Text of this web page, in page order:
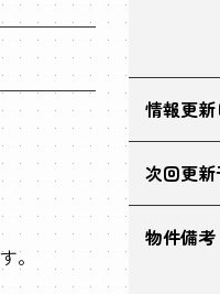
。
情報更新
次回更新
物件備考